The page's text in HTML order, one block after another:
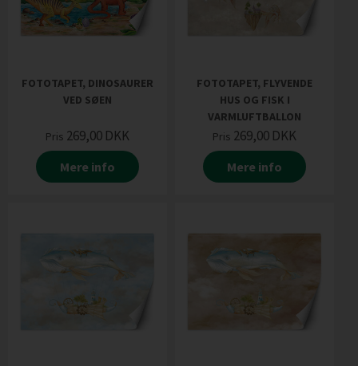
FOTOTAPET, DINOSAURER
VED SØEN
Pris 269,00 DKK
Mere info
FOTOTAPET, FLYVENDE
HUS OG FISK I
VARMLUFTBALLON
Pris 269,00 DKK
Mere info